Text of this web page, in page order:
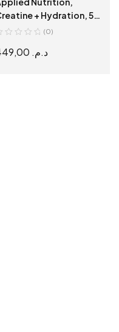
& Hydratation
+ Hydration, 5g
800mg
& Minéraux
(0)
د.م.